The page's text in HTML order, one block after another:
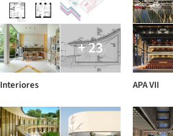
+ 23
Interiores APA VII